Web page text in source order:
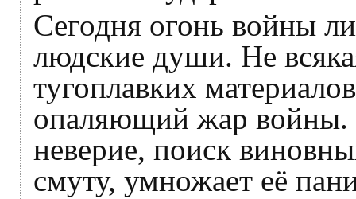
Сегодня огонь войны
людские души. Не
тугоплавких
опаляющий жар войны.
неверие, поиск
смуту, умножает её